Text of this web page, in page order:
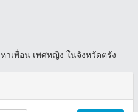
หาเพื่อน เพศหญิง ในจังหวัดตรัง